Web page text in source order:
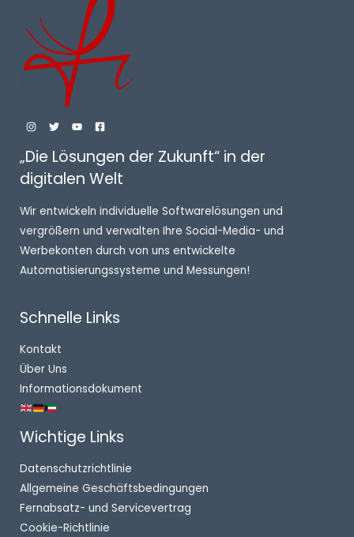
„Die Lösungen der Zukunft“ in der
digitalen Welt
Wir entwickeln individuelle Softwarelösungen und
vergrößern und verwalten Ihre Social-Media- und
Werbekonten durch von uns entwickelte
Automatisierungssysteme und Messungen!
Schnelle Links
Kontakt
Über Uns
Informationsdokument
Wichtige Links
Datenschutzrichtlinie
Allgemeine Geschäftsbedingungen
Fernabsatz- und Servicevertrag
Cookie-Richtlinie